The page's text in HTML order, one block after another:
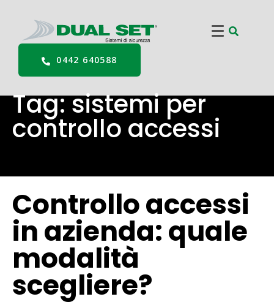
0442 640588
Tag:sistemi per
controllo accessi
Controllo accessi
in azienda: quale
modalità
scegliere?